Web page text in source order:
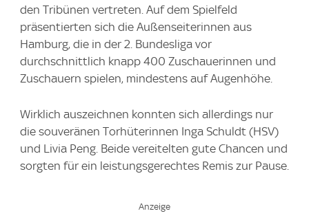
den Tribünen vertreten. Auf dem Spielfeld
präsentierten sich die Außenseiterinnen aus
Hamburg, die in der 2. Bundesliga vor
durchschnittlich knapp 400 Zuschauerinnen und
Zuschauern spielen, mindestens auf Augenhöhe.
Wirklich auszeichnen konnten sich allerdings nur
die souveränen Torhüterinnen Inga Schuldt (HSV)
und Livia Peng. Beide vereitelten gute Chancen und
sorgten für ein leistungsgerechtes Remis zur Pause.